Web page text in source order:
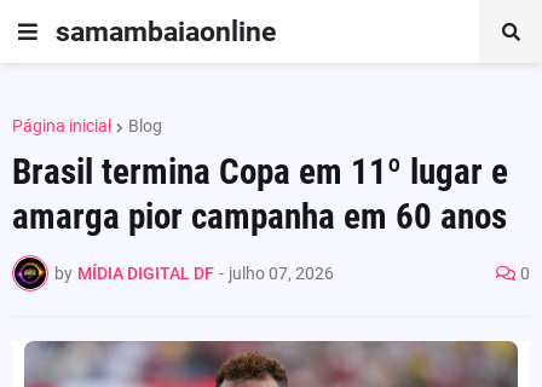
samambaiaonline
Página inicial Blog
Brasil termina Copa em 11º lugar e
amarga pior campanha em 60 anos
by MÍDIA DIGITAL DF - julho 07, 2026 0